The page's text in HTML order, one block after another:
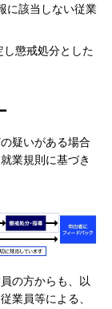
に該当しない従業
懲戒処分とした
疑いがある場合
業規則に基づき
の方からも、以
業員等による、